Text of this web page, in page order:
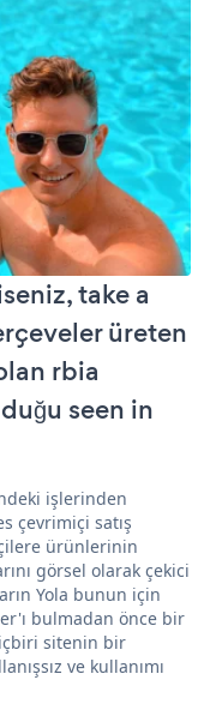
take a
üreten
rbia
seen in
işlerinden
çevrimiçi satış
ürünlerinin
görsel olarak çekici
Yola bunun için
bulmadan önce bir
sitenin bir
ve kullanımı